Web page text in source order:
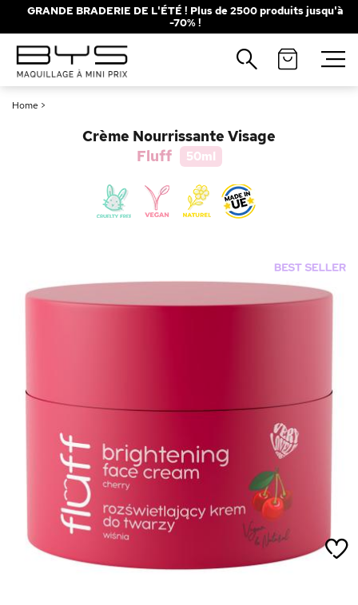
GRANDE BRADERIE DE L'ÉTÉ ! Plus de 2500 produits jusqu'à
-70% !
Home >
Crème Nourrissante Visage
Fluff
50ml
Fermer
Recherches populaires
Brumes
Rouge à Lèvres